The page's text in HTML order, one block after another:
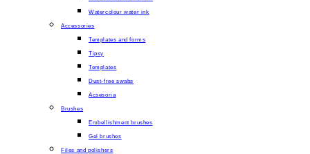
Watercolour water ink
Accessories
Templates and forms
Tipsy
Templates
Dust-free swabs
Acsesoria
Brushes
Embellishment brushes
Gel brushes
Files and polishers